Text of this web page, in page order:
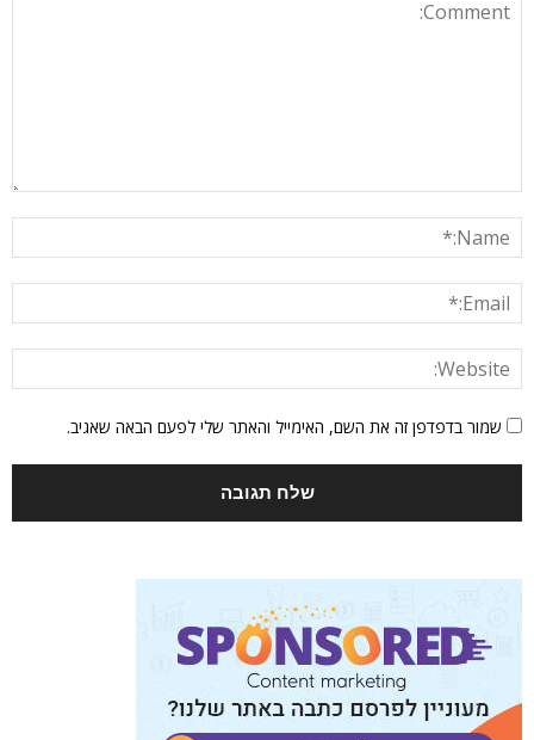
שמור בדפדפן זה את השם, האימייל והאתר שלי לפעם הבאה שאגיב.